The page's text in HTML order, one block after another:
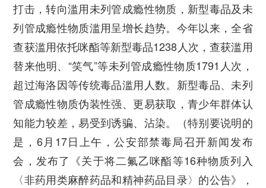
打击，转向滥用未列管成瘾性物质，新型毒品及未
列管成瘾性物质滥用呈增长趋势。今年以来，全省
查获滥用依托咪酯等新型毒品1238人次，查获滥用
替来他明、“笑气”等未列管成瘾性物质1791人次，
超过海洛因等传统毒品滥用人数。新型毒品、未列
管成瘾性物质伪装性强、更易获取，青少年群体认
知能力较差，易受到诱骗、沾染。（特别要说明的
是，6月17日上午，公安部禁毒局召开新闻发布
会，发布了《关于将二氟乙咪酯等16种物质列入
〈非药用类麻醉药品和精神药品目录〉的公告》，